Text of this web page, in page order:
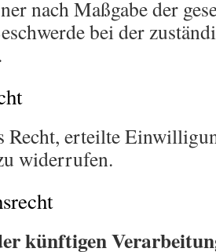
nach Maßgabe der
bei der
Recht, erteilte
widerrufen.
künftigen